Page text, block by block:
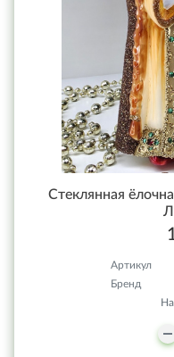
Стеклянная
Артикул
Бренд